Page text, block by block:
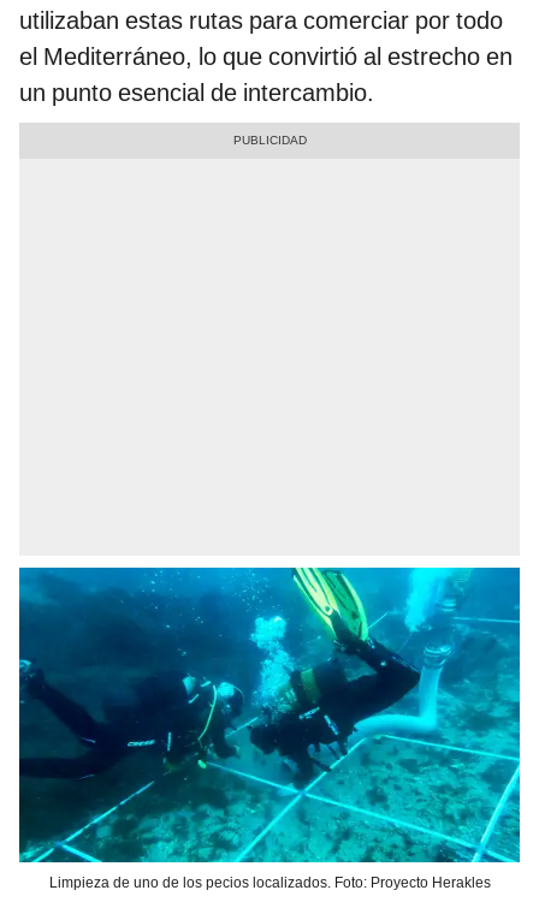
utilizaban estas rutas para comerciar por todo
el Mediterráneo, lo que convirtió al estrecho en
un punto esencial de intercambio.
Limpieza de uno de los pecios localizados. Foto: Proyecto Herakles